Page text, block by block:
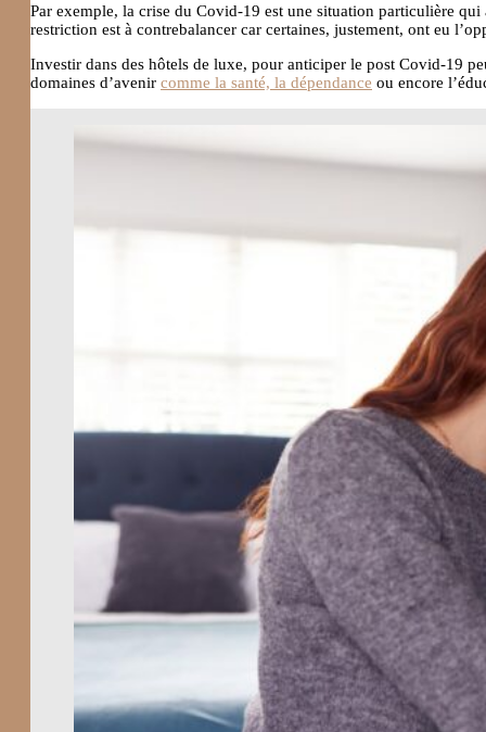
Par exemple, la crise du Covid-19 est une situation particulière
restriction est à contrebalancer car certaines, justement, ont eu
Investir dans des hôtels de luxe, pour anticiper le post Covid-19
domaines d’avenir comme la santé, la dépendance ou encore